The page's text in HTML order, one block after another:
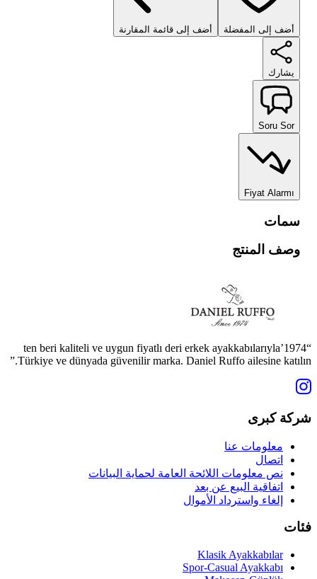
أضف إلى المفضلة أضف إلى قائمة المقارنة
يشارك
Soru Sor
Fiyat Alarmı
سمات
وصف المنتج
“1974’ten beri kaliteli ve uygun fiyatlı deri erkek ayakkabılarıyla
Türkiye ve dünyada güvenilir marka. Daniel Ruffo ailesine katılın.”
شركة كبرى
معلومات عنا
اتصال
نص معلومات اللائحة العامة لحماية البيانات
اتفاقية البيع عن بعد
إلغاء واسترداد الأموال
فئات
Klasik Ayakkabılar
Spor-Casual Ayakkabı